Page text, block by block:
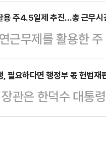
.…
가 되다시피 한 반
판사-감사원장 출
난으로 판단해 지
의뢰한 바 있다. 이
영장 또한 발부 받
행’이라는 추측에
을 그었다.이어 “
용 주4.5일제 추진…총 근무시
근무제를 활용한
하루 8시간 기본
방식이다. 이러한
는 설명이다.권영
책위원회의에서 "
필요하다면 행정부 몫 헌법재
관은 한덕수 대통
을 지명한 것과 관